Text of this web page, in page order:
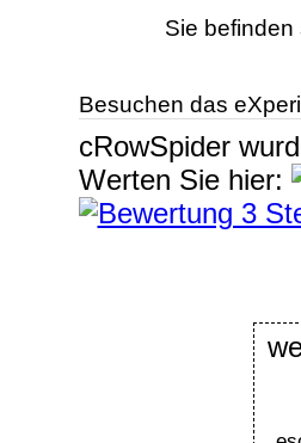
Sie
Besuchen das
cRowSpider
Werten Sie hier: